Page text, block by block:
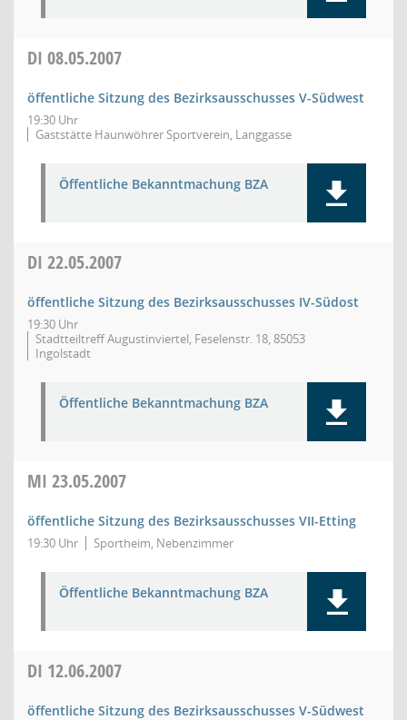
DI 08.05.2007
öffentliche Sitzung des Bezirksausschusses V-Südwest
19:30 Uhr
Gaststätte Haunwöhrer Sportverein, Langgasse
Öffentliche Bekanntmachung BZA
DI 22.05.2007
öffentliche Sitzung des Bezirksausschusses IV-Südost
19:30 Uhr
Stadtteiltreff Augustinviertel, Feselenstr. 18, 85053
Ingolstadt
Öffentliche Bekanntmachung BZA
MI 23.05.2007
öffentliche Sitzung des Bezirksausschusses VII-Etting
19:30 Uhr Sportheim, Nebenzimmer
Öffentliche Bekanntmachung BZA
DI 12.06.2007
öffentliche Sitzung des Bezirksausschusses V-Südwest